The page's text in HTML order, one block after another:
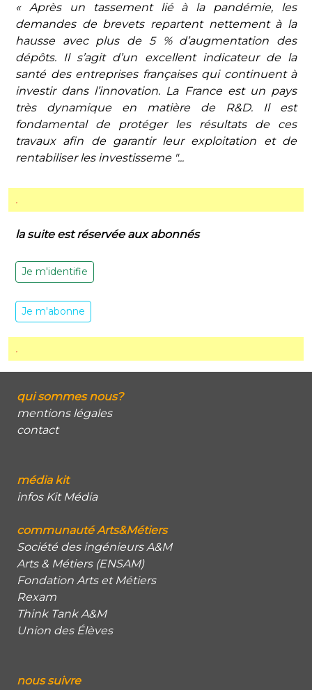
« Après un tassement lié à la pandémie, les
demandes de brevets repartent nettement à la
hausse avec plus de 5 % d’augmentation des
dépôts. Il s’agit d’un excellent indicateur de la
santé des entreprises françaises qui continuent à
investir dans l’innovation. La France est un pays
très dynamique en matière de R&D. Il est
fondamental de protéger les résultats de ces
travaux afin de garantir leur exploitation et de
rentabiliser les investisseme "...
.
la suite est réservée aux abonnés
Je m'identifie
Je m'abonne
.
qui sommes nous?
mentions légales
contact
média kit
infos Kit Média
communauté Arts&Métiers
Société des ingénieurs A&M
Arts & Métiers (ENSAM)
Fondation Arts et Métiers
Rexam
Think Tank A&M
Union des Élèves
nous suivre